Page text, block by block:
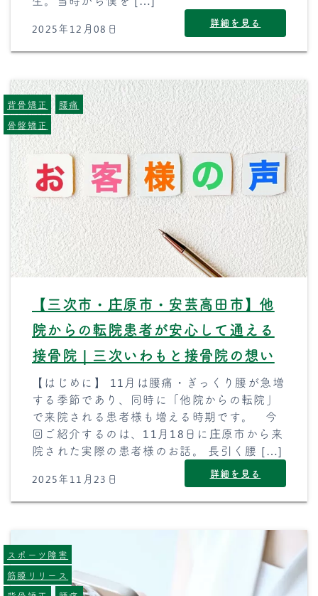
2025年12月08日 詳細を見る
【三次市・庄原市・安芸高田市】他
院からの転院患者が安心して通える
接骨院｜三次いわもと接骨院の想い
【はじめに】 11月は腰痛・ぎっくり腰が急増
する季節であり、同時に「他院からの転院」
で来院される患者様も増える時期です。 今
回ご紹介するのは、11月18日に庄原市から来
院された実際の患者様のお話。 長引く腰 […]
2025年11月23日 詳細を見る
背骨矯正
腰痛
骨盤矯正
スポーツ障害
筋膜リリース